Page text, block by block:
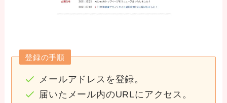
登録の手順
メールアドレスを登録。
届いたメール内のURLにアクセス。